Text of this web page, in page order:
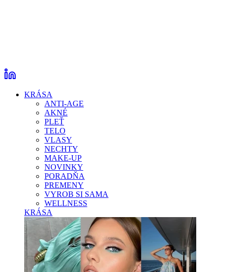
KRÁSA
ANTI-AGE
AKNÉ
PLEŤ
TELO
VLASY
NECHTY
MAKE-UP
NOVINKY
PORADŇA
PREMENY
VYROB SI SAMA
WELLNESS
KRÁSA